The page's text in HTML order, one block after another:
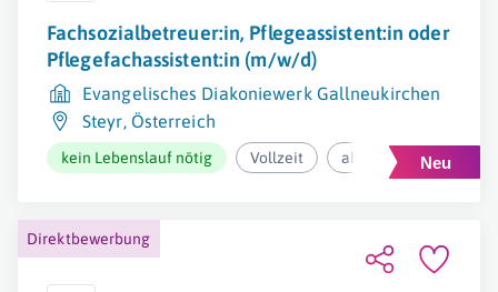
Fachsozialbetreuer:in, Pflegeassistent:in oder
Pflegefachassistent:in (m/w/d)
Evangelisches Diakoniewerk Gallneukirchen
Steyr, Österreich
kein Lebenslauf nötig Vollzeit ab 2.856,46€ pro
Direktbewerbung